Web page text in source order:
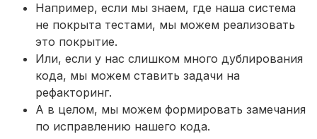
Например, если мы знаем, где наша система
не покрыта тестами, мы можем реализовать
это покрытие.
Или, если у нас слишком много дублирования
кода, мы можем ставить задачи на
рефакторинг.
А в целом, мы можем формировать замечания
по исправлению нашего кода.